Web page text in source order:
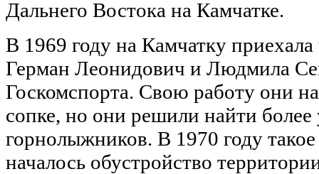
Дальнего Востока на Камчатке.
В 1969 году на Камчатку
Герман Леонидович и Людмила
Госкомспорта. Свою работу они
сопке, но они решили найти более
горнолыжников. В 1970 году
началось обустройство